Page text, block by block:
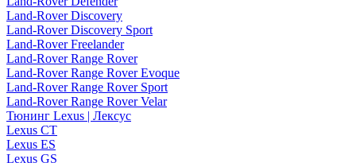
Land-Rover Discovery
Land-Rover Discovery Sport
Land-Rover Freelander
Land-Rover Range Rover
Land-Rover Range Rover Evoque
Land-Rover Range Rover Sport
Land-Rover Range Rover Velar
Тюнинг Lexus | Лексус
Lexus CT
Lexus ES
Lexus GS